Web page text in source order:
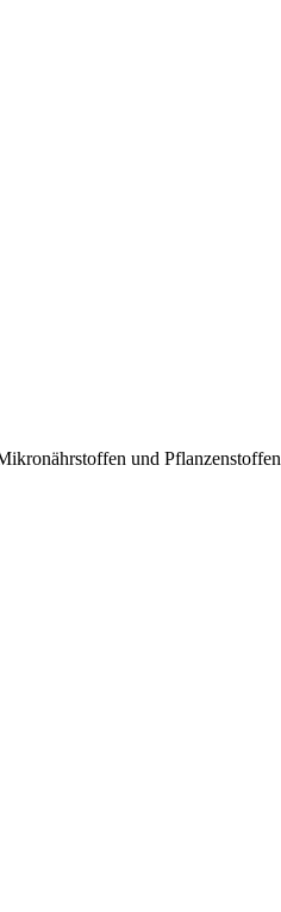
und Pflanzenstoffen